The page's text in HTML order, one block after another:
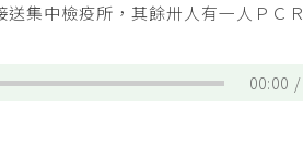
送集中檢疫所，其餘卅人有一人ＰＣ
00:00